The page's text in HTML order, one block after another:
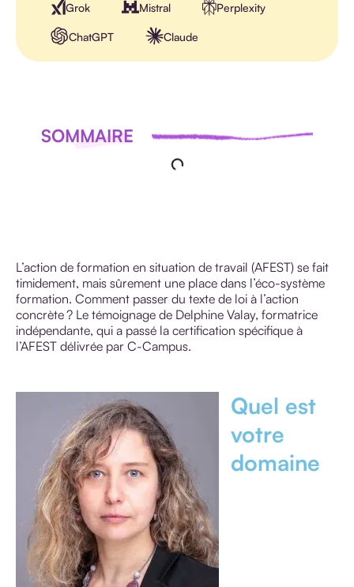
Grok Mistral Perplexity
ChatGPT Claude
SOMMAIRE
L’action de formation en situation de travail (AFEST) se fait
timidement, mais sûrement une place dans l’éco-système
formation. Comment passer du texte de loi à l’action
concrète ? Le témoignage de Delphine Valay, formatrice
indépendante, qui a passé la certification spécifique à
l’AFEST délivrée par C-Campus.
Quel est
votre
domaine